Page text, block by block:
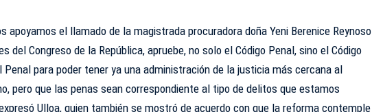
apoyamos el llamado de la magistrada procuradora doña Yeni Berenice Reynoso
del Congreso de la República, apruebe, no solo el Código Penal, sino el Código
Penal para poder tener ya una administración de la justicia más cercana al
pero que las penas sean correspondiente al tipo de delitos que estamos
Ulloa, quien también se mostró de acuerdo con que la reforma contemple